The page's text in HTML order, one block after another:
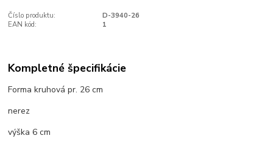
Číslo produktu:
D-3940-26
EAN kód:
1
Kompletné špecifikácie
Forma kruhová pr. 26 cm
nerez
výška 6 cm